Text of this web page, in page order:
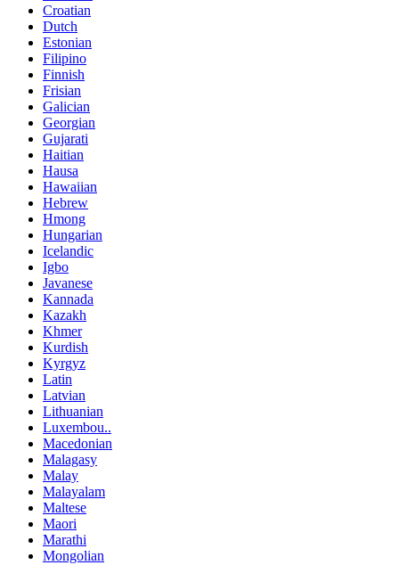
Croatian
Dutch
Estonian
Filipino
Finnish
Frisian
Galician
Georgian
Gujarati
Haitian
Hausa
Hawaiian
Hebrew
Hmong
Hungarian
Icelandic
Igbo
Javanese
Kannada
Kazakh
Khmer
Kurdish
Kyrgyz
Latin
Latvian
Lithuanian
Luxembou..
Macedonian
Malagasy
Malay
Malayalam
Maltese
Maori
Marathi
Mongolian